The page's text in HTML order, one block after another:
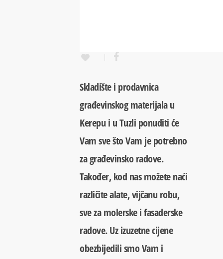
Skladište i prodavnica
građevinskog materijala u
Kerepu i u Tuzli ponuditi će
Vam sve što Vam je potrebno
za građevinsko radove.
Također, kod nas možete naći
različite alate, vijčanu robu,
sve za molerske i fasaderske
radove. Uz izuzetne cijene
obezbijedili smo Vam i